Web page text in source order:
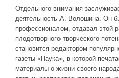
Отдельного внимания
деятельность А. Волошина. Он
профессионалом, отдавал этой
плодотворного творческого
становится редактором
газеты «Наука», в которой
материалы о жизни своего